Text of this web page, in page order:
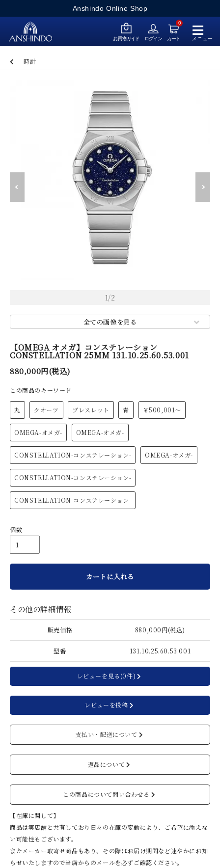
Anshindo Online Shop
≡
メニュー
お買物ガイド ログイン
0
カート
時計
1/2
全ての画像を見る
【OMEGA オメガ】コンステレーション
CONSTELLATION 25MM 131.10.25.60.53.001
880,000円(税込)
この商品のキーワード
丸 クオーツ ブレスレット 青 ￥500,001～
OMEGA-オメガ- OMEGA-オメガ-
CONSTELLATION-コンステレーション- OMEGA-オメガ-
CONSTELLATION-コンステレーション-
CONSTELLATION-コンステレーション-
個数
カートに入れる
その他の詳細情報
販売価格 880,000円(税込)
型番 131.10.25.60.53.001
レビューを見る(0件)
レビューを投稿
支払い・配送について
返品について
この商品について問い合わせる
【在庫に関して】
商品は実店舗と共有しており日々の在庫の変動により、ご希望に添えな
い可能性もございます。
またメーカー取寄せ商品もあり、その際はお届け期間など速やかにお知
らせいたしますので当店からのメールを必ずご確認ください。